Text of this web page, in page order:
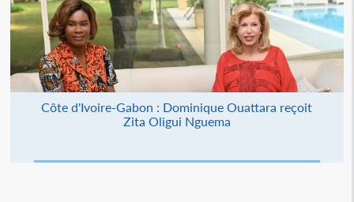
Côte d'Ivoire-Gabon : Dominique Ouattara reçoit
Zita Oligui Nguema